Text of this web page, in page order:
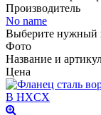
Производитель
No name
Выберите нужный
Фото
Название и
Цена